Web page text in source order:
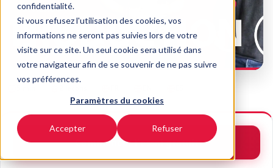
confidentialité.
Si vous refusez l'utilisation des cookies, vos
informations ne seront pas suivies lors de votre
visite sur ce site. Un seul cookie sera utilisé dans
votre navigateur afin de se souvenir de ne pas suivre
vos préférences.
Paramètres du cookies
Accepter Refuser
SYNERGY
Synergy en santé -
Ergonomie 2
Commencer l'essai gratuit